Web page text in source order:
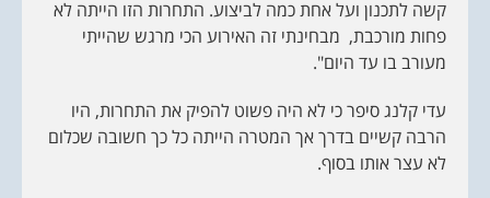
קשה לתכנון ועל אחת כמה לביצוע. התחרות הזו הייתה לא
פחות מורכבת, מבחינתי זה האירוע הכי מרגש שהייתי
מעורב בו עד היום".
עדי קלנג סיפר כי לא היה פשוט להפיק את התחרות, היו
הרבה קשיים בדרך אך המטרה הייתה כל כך חשובה שכלום
לא עצר אותו בסוף.